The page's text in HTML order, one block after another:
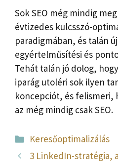
Sok SEO még mindig
évtizedes kulcsszó-
paradigmában, és talán
egyértelműsítési és
Tehát talán jó dolog,
iparág utoléri sok ilyen
koncepciót, és felismeri,
az még mindig csak SEO.
Kategória
Keresőoptimalizálás
3 LinkedIn-stratégia,